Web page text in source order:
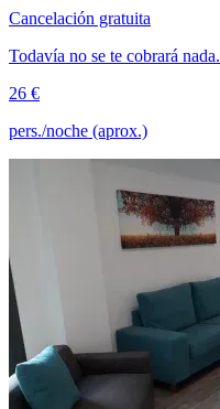
Cancelación gratuita
Todavía no se te cobrará nada.
26 €
pers./noche (aprox.)